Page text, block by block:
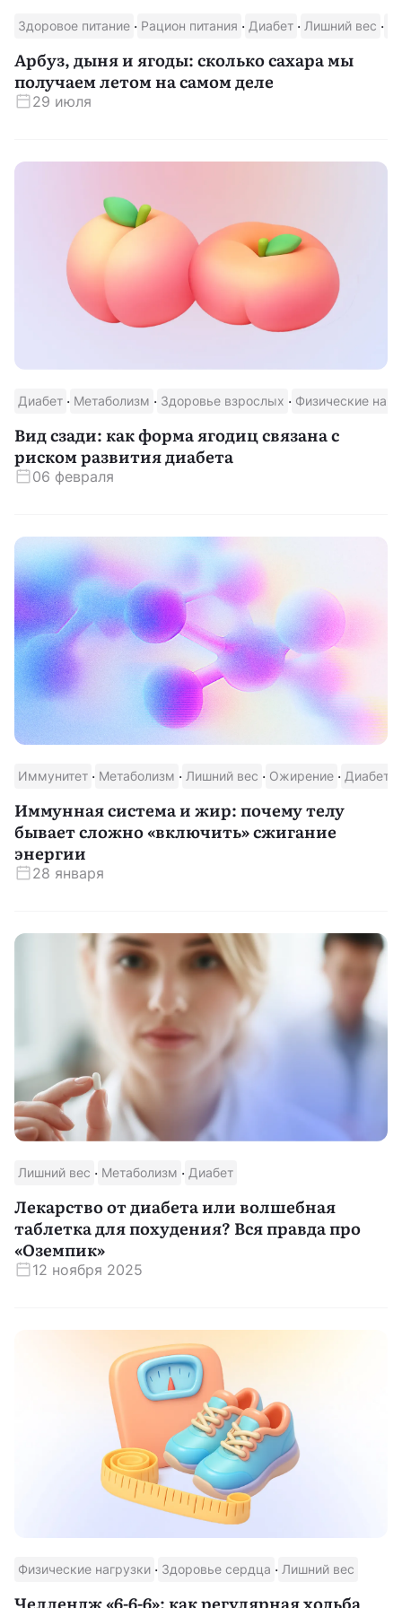
Здоровое питание · Рацион питания · Диабет · Лишний вес ·
Арбуз, дыня и ягоды: сколько сахара мы
получаем летом на самом деле
29 июля
Диабет · Метаболизм · Здоровье взрослых · Физические
Вид сзади: как форма ягодиц связана с
риском развития диабета
06 февраля
Иммунитет · Метаболизм · Лишний вес · Ожирение · Диабет
Иммунная система и жир: почему телу
бывает сложно «включить» сжигание
энергии
28 января
Лишний вес · Метаболизм · Диабет
Лекарство от диабета или волшебная
таблетка для похудения? Вся правда про
«Оземпик»
12 ноября 2025
Физические нагрузки · Здоровье сердца · Лишний вес
Скачать приложение